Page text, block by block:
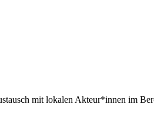
mit lokalen Akteur*innen im